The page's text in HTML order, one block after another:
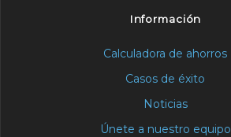
Información
Calculadora de ahorros
Casos de éxito
Noticias
Únete a nuestro equipo